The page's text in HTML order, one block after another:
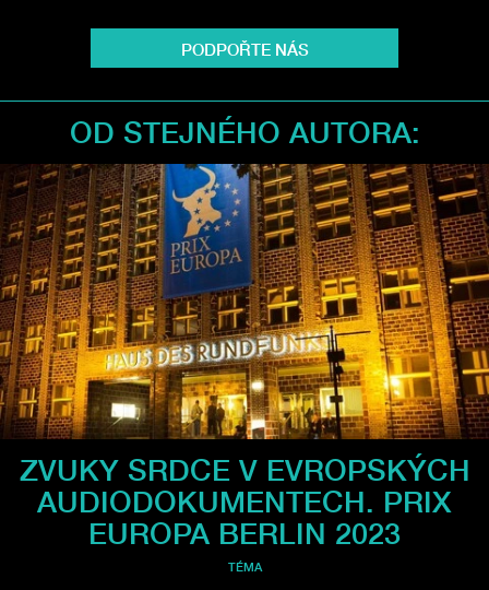
PODPOŘTE NÁS
OD STEJNÉHO AUTORA:
ZVUKY SRDCE V EVROPSKÝCH
AUDIODOKUMENTECH. PRIX
EUROPA BERLIN 2023
TÉMA